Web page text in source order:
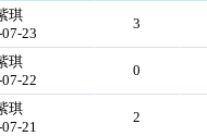
琪
23
3
琪
22
0
琪
21
2